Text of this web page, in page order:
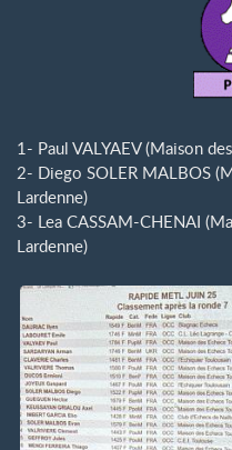
1- Paul VALYAEV (Maison
2- Diego SOLER MALBOS
Lardenne)
3- Lea CASSAM-CHENAI
Lardenne)